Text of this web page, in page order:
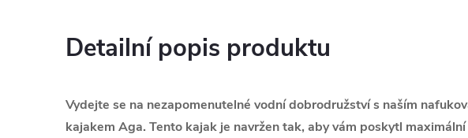
Detailní popis produktu
Vydejte se na nezapomenutelné vodní dobrodružství s naším
kajakem Aga. Tento kajak je navržen tak, aby vám poskytl